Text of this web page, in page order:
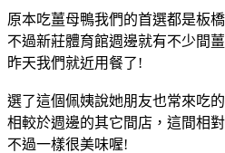
原本吃薑母鴨我們的首選都是板
不過新莊體育館週邊就有不少間
昨天我們就近用餐了!
選了這個佩姨說她朋友也常來吃
相較於週邊的其它間店，這間相
不過一樣很美味喔!